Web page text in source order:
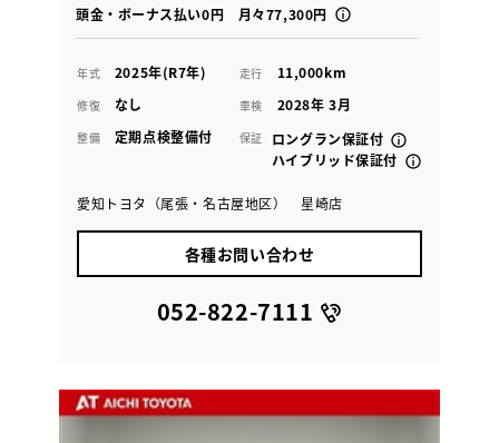
頭金・ボーナス払い0円 月々77,300円
年式 2025年(R7年) 走行 11,000km
修復 なし 車検 2028年 3月
整備 定期点検整備付 保証
ロングラン保証付
ハイブリッド保証付
愛知トヨタ（尾張・名古屋地区） 星崎店
各種お問い合わせ
052-822-7111